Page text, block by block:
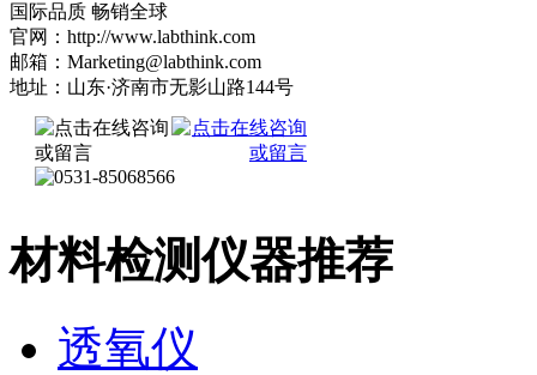
国际品质 畅销全球
官网：http://www.labthink.com
邮箱：Marketing@labthink.com
地址：山东·济南市无影山路144号
材料检测仪器推荐
透氧仪